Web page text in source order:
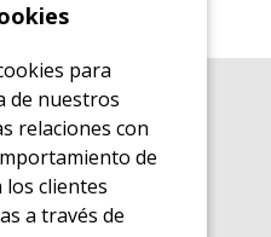
de ocio
de ocio
para
de nuestros
relaciones con
de
clientes
a través de